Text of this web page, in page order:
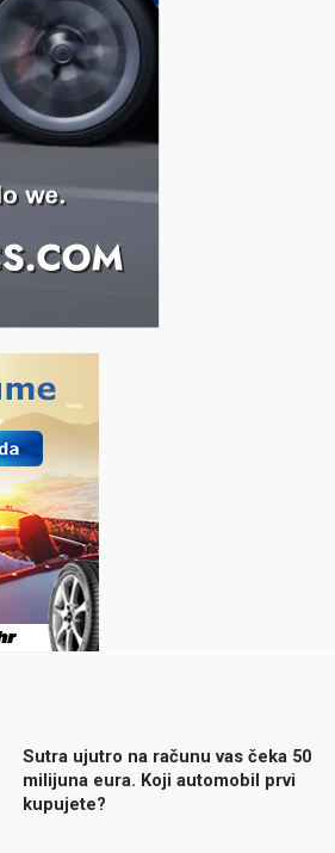
Sutra ujutro na računu vas čeka 50
milijuna eura. Koji automobil prvi
kupujete?